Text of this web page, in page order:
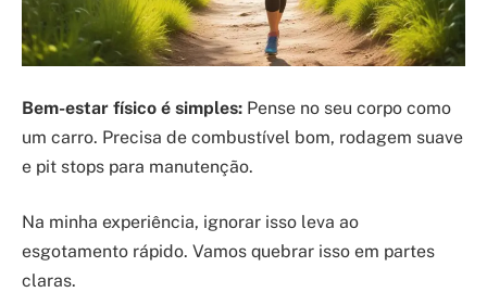
Bem-estar físico é simples: Pense no seu corpo como
um carro. Precisa de combustível bom, rodagem suave
e pit stops para manutenção.
Na minha experiência, ignorar isso leva ao
esgotamento rápido. Vamos quebrar isso em partes
claras.